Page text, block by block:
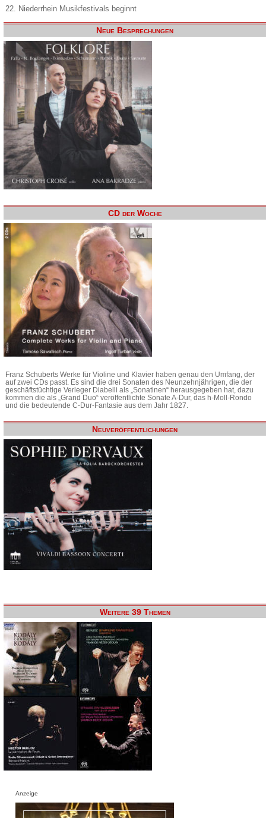
22. Niederrhein Musikfestivals beginnt
Neue Besprechungen
CD der Woche
Franz Schuberts Werke für Violine und Klavier haben genau den Umfang, der
auf zwei CDs passt. Es sind die drei Sonaten des Neunzehnjährigen, die der
geschäftstüchtige Verleger Diabelli als „Sonatinen“ herausgegeben hat, dazu
kommen die als „Grand Duo“ veröffentlichte Sonate A-Dur, das h-Moll-Rondo
und die bedeutende C-Dur-Fantasie aus dem Jahr 1827.
Neuveröffentlichungen
Weitere 39 Themen
Anzeige